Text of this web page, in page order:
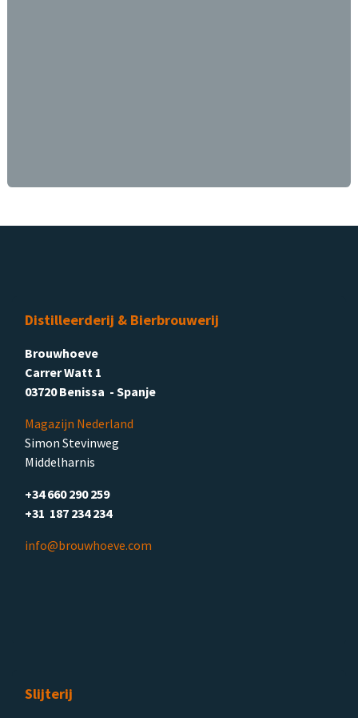
Distilleerderij & Bierbrouwerij
Brouwhoeve
Carrer Watt 1
03720 Benissa - Spanje
Magazijn Nederland
Simon Stevinweg
Middelharnis
+34 660 290 259
+31 187 234 234
info@brouwhoeve.com
Slijterij